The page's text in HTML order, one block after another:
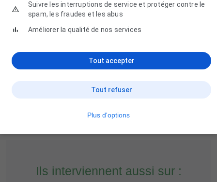
AquaDesign Venelles
04 42 55 67 89
Ils interviennent aussi sur :
Suivre les interruptions de service et protéger contre le
spam, les fraudes et les abus
Améliorer la qualité de nos services
Tout refuser
Tout accepter
Plus d'options